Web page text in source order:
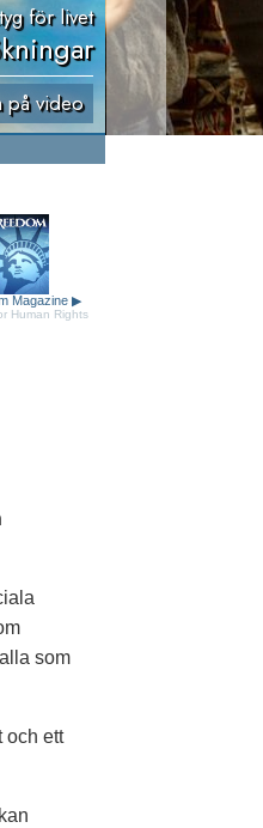
för livet
på video
Magazine ▶
Human Rights
som
och ett